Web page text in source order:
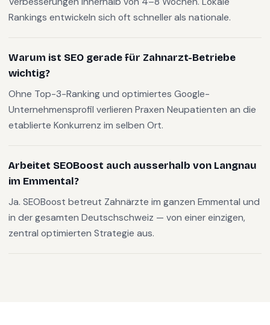
Rankings entwickeln sich oft schneller als nationale.
Warum ist SEO gerade für Zahnarzt-Betriebe
wichtig?
Ohne Top-3-Ranking und optimiertes Google-
Unternehmensprofil verlieren Praxen Neupatienten an die
etablierte Konkurrenz im selben Ort.
Arbeitet SEOBoost auch ausserhalb von Langnau
im Emmental?
Ja. SEOBoost betreut Zahnärzte im ganzen Emmental und
in der gesamten Deutschschweiz — von einer einzigen,
zentral optimierten Strategie aus.